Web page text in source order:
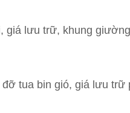
giá lưu trữ, khung
tua bin gió, giá lưu trữ